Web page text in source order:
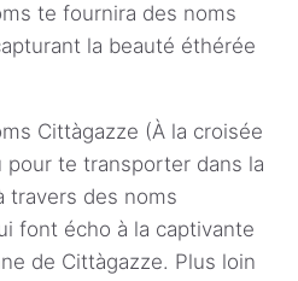
te fournira des noms
la beauté éthérée
Cittàgazze (À la croisée
te transporter dans la
travers des noms
font écho à la captivante
de Cittàgazze. Plus loin